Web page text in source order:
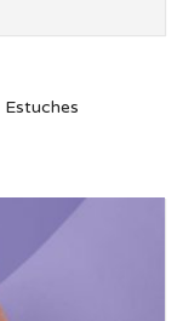
Estuches